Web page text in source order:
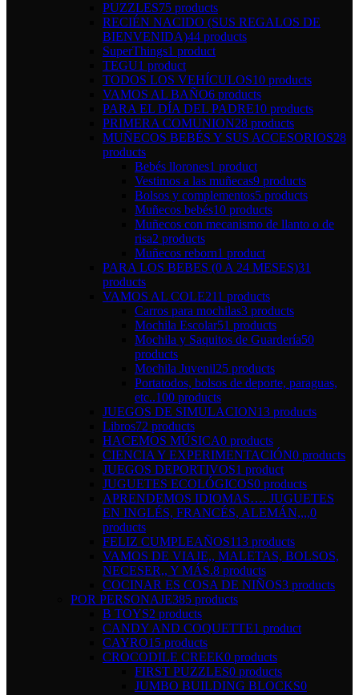
PUZZLES75 products
RECIÉN NACIDO (SUS REGALOS DE
BIENVENIDA)44 products
SuperThings1 product
TEGU1 product
TODOS LOS VEHÍCULOS10 products
VAMOS AL BAÑO6 products
PARA EL DÍA DEL PADRE10 products
PRIMERA COMUNION28 products
MUÑECOS BEBÉS Y SUS ACCESORIOS28
products
Bebés llorones1 product
Vestimos a las muñecas9 products
Bolsos y complementos5 products
Muñecos bebés10 products
Muñecos con mecanismo de llanto o de
risa2 products
Muñecos reborn1 product
PARA LOS BEBES (0 A 24 MESES)31
products
VAMOS AL COLE211 products
Carros para mochilas3 products
Mochila Escolar51 products
Mochila y Saquitos de Guardería50
products
Mochila Juvenil25 products
Portatodos, bolsos de deporte, paraguas,
etc..100 products
JUEGOS DE SIMULACION13 products
Libros72 products
HACEMOS MÚSICA0 products
CIENCIA Y EXPERIMENTACIÓN0 products
JUEGOS DEPORTIVOS1 product
JUGUETES ECOLÓGICOS0 products
APRENDEMOS IDIOMAS…. JUGUETES
EN INGLÉS, FRANCÉS, ALEMÁN,,,,0
products
FELIZ CUMPLEAÑOS113 products
VAMOS DE VIAJE,, MALETAS, BOLSOS,
NECESER,, Y MÁS.8 products
COCINAR ES COSA DE NIÑOS3 products
POR PERSONAJE385 products
B TOYS2 products
CANDY AND COQUETTE1 product
CAYRO15 products
CROCODILE CREEK0 products
FIRST PUZZLES0 products
JUMBO BUILDING BLOCKS0